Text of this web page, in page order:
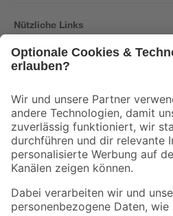
Nützliche Links
Der toom Newsletter: Keine Angebote und
Zur Newsletter Anmeldung
Folge uns